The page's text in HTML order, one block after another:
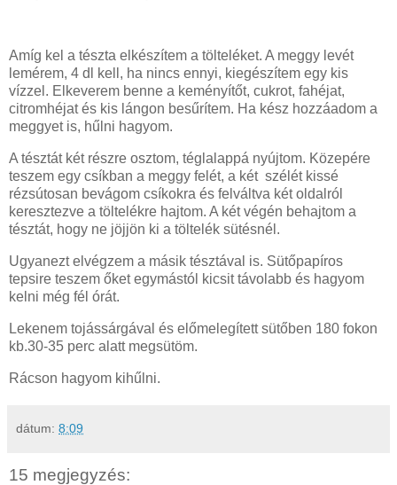
Amíg kel a tészta elkészítem a tölteléket. A meggy levét
lemérem, 4 dl kell, ha nincs ennyi, kiegészítem egy kis
vízzel. Elkeverem benne a keményítőt, cukrot, fahéjat,
citromhéjat és kis lángon besűrítem. Ha kész hozzáadom a
meggyet is, hűlni hagyom.
A tésztát két részre osztom, téglalappá nyújtom. Közepére
teszem egy csíkban a meggy felét, a két szélét kissé
rézsútosan bevágom csíkokra és felváltva két oldalról
keresztezve a töltelékre hajtom. A két végén behajtom a
tésztát, hogy ne jöjjön ki a töltelék sütésnél.
Ugyanezt elvégzem a másik tésztával is. Sütőpapíros
tepsire teszem őket egymástól kicsit távolabb és hagyom
kelni még fél órát.
Lekenem tojássárgával és előmelegített sütőben 180 fokon
kb.30-35 perc alatt megsütöm.
Rácson hagyom kihűlni.
dátum: 8:09
15 megjegyzés: